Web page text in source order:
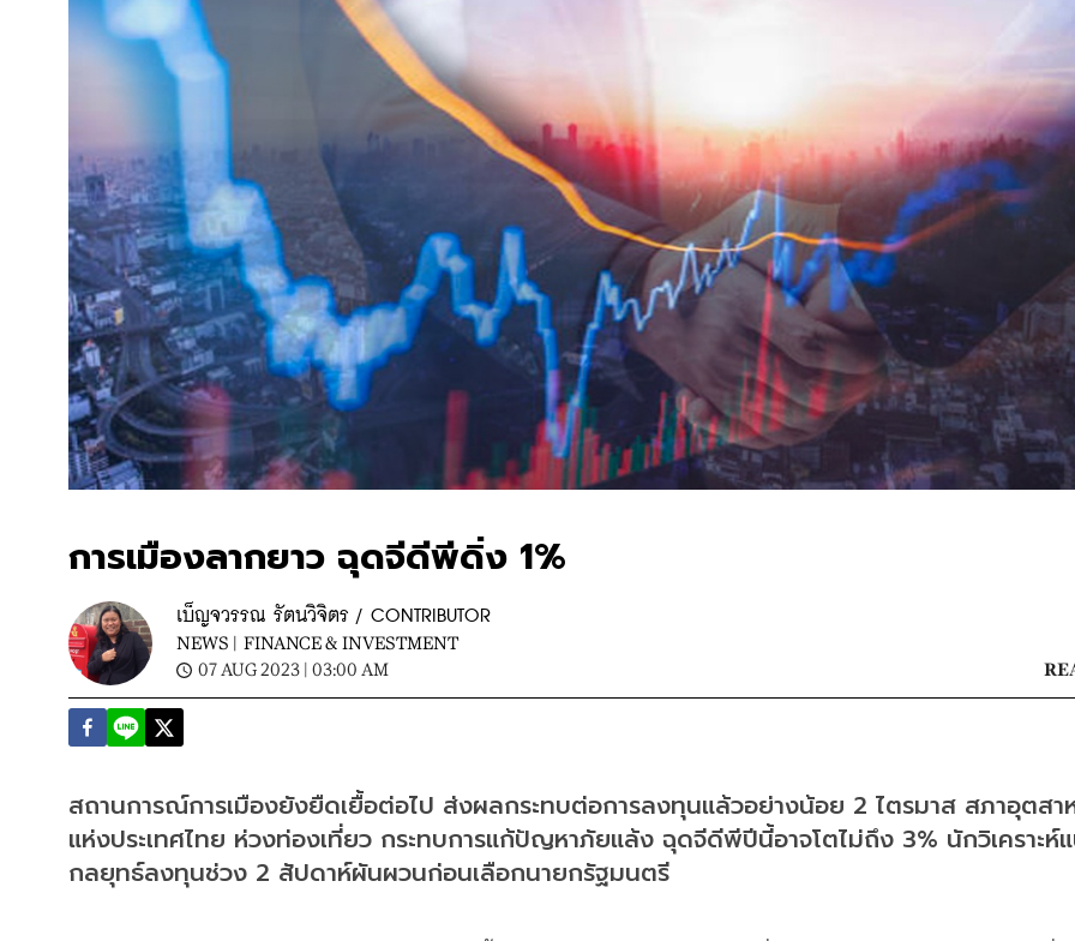
การเมืองลากยาว ฉุดจีดีพีดิ่ง 1%
เบ็ญจวรรณ รัตนวิจิตร / CONTRIBUTOR
NEWS | FINANCE & INVESTMENT
07 AUG 2023 | 03:00 AM
สถานการณ์การเมืองยังยืดเยื้อต่อไป ส่งผลกระทบต่อการลงทุนแล้วอย่างน้อย 2 ไตรมาส สภาอุตสา
แห่งประเทศไทย ห่วงท่องเที่ยว กระทบการแก้ปัญหาภัยแล้ง ฉุดจีดีพีปีนี้อาจโตไม่ถึง 3% นักวิเคราะห์แ
กลยุทธ์ลงทุนช่วง 2 สัปดาห์ผันผวนก่อนเลือกนายกรัฐมนตรี